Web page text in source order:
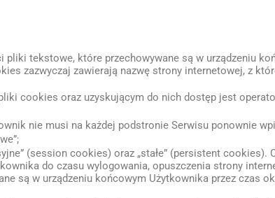
tekstowe, które przechowywane są w urządzeniu
zazwyczaj zawierają nazwę strony internetowej, z
cookies oraz uzyskującym do nich dostęp jest
nie musi na każdej podstronie Serwisu ponownie
(session cookies) oraz „stałe” (persistent cookies).
do czasu wylogowania, opuszczenia strony
są w urządzeniu końcowym Użytkownika przez czas